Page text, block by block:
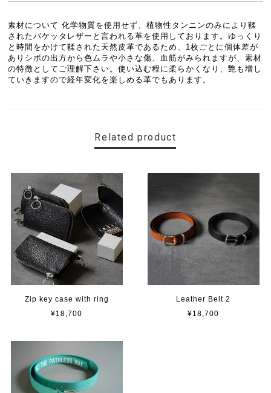
素材について 化学物質を使用せず、植物性タンニンのみにより鞣
されたバケッタレザーと言われる革を使用しております。ゆっくり
と時間をかけて鞣された天然皮革であるため、1枚ごとに個体差が
ありシボの出方から色ムラや小さな傷、血筋がみられますが、素材
の特徴としてご理解下さい。使い込む程に柔らかくなり、艶も増し
ていきますので経年変化を楽しめる革でもあります。
Related product
Zip key case with ring
¥18,700
Leather Belt 2
¥18,700